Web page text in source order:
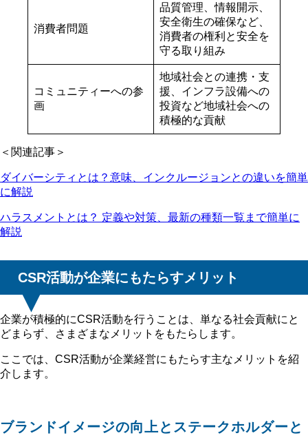
消費者問題
品質管理、情報開示、
安全衛生の確保など、
消費者の権利と安全を
守る取り組み
コミュニティーへの参
画
地域社会との連携・支
援、インフラ設備への
投資など地域社会への
積極的な貢献
＜関連記事＞
ダイバーシティとは？意味、インクルージョンとの違いを簡単
に解説
ハラスメントとは？ 定義や対策、最新の種類一覧まで簡単に
解説
CSR活動が企業にもたらすメリット
企業が積極的にCSR活動を行うことは、単なる社会貢献にと
どまらず、さまざまなメリットをもたらします。
ここでは、CSR活動が企業経営にもたらす主なメリットを紹
介します。
ブランドイメージの向上とステークホルダーと